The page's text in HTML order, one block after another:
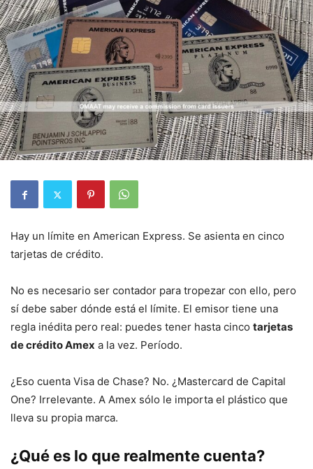
Hay un límite en American Express. Se asienta en cinco
tarjetas de crédito.
No es necesario ser contador para tropezar con ello, pero
sí debe saber dónde está el límite. El emisor tiene una
regla inédita pero real: puedes tener hasta cinco tarjetas
de crédito Amex a la vez. Período.
¿Eso cuenta Visa de Chase? No. ¿Mastercard de Capital
One? Irrelevante. A Amex sólo le importa el plástico que
lleva su propia marca.
¿Qué es lo que realmente cuenta?